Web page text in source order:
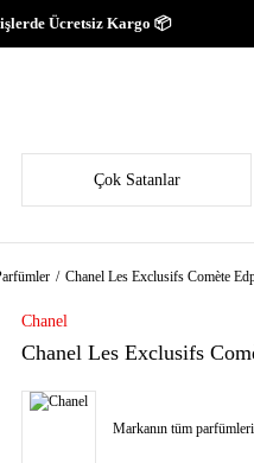
Ücretsiz Kargo 📦
Çok Satanlar
Chanel Les Exclusifs Comète
Chanel
Chanel Les Exclusifs
Markanın tüm